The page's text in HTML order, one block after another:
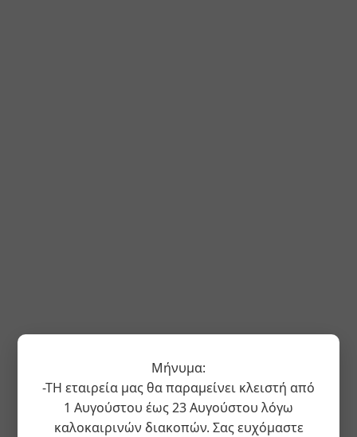
Μήνυμα:
-ΤΗ εταιρεία μας θα παραμείνει κλειστή από
1 Αυγούστου έως 23 Αυγούστου λόγω
καλοκαιρινών διακοπών. Σας ευχόμαστε